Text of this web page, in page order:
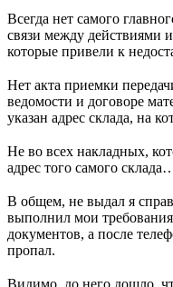
Всегда нет самого
связи между действиями
которые привели к
Нет акта приемки
ведомости и договоре
указан адрес склада, на
Не во всех накладных,
адрес того самого
В общем, не выдал я
выполнил мои
документов, а после
пропал.
Видимо, до него дошло,